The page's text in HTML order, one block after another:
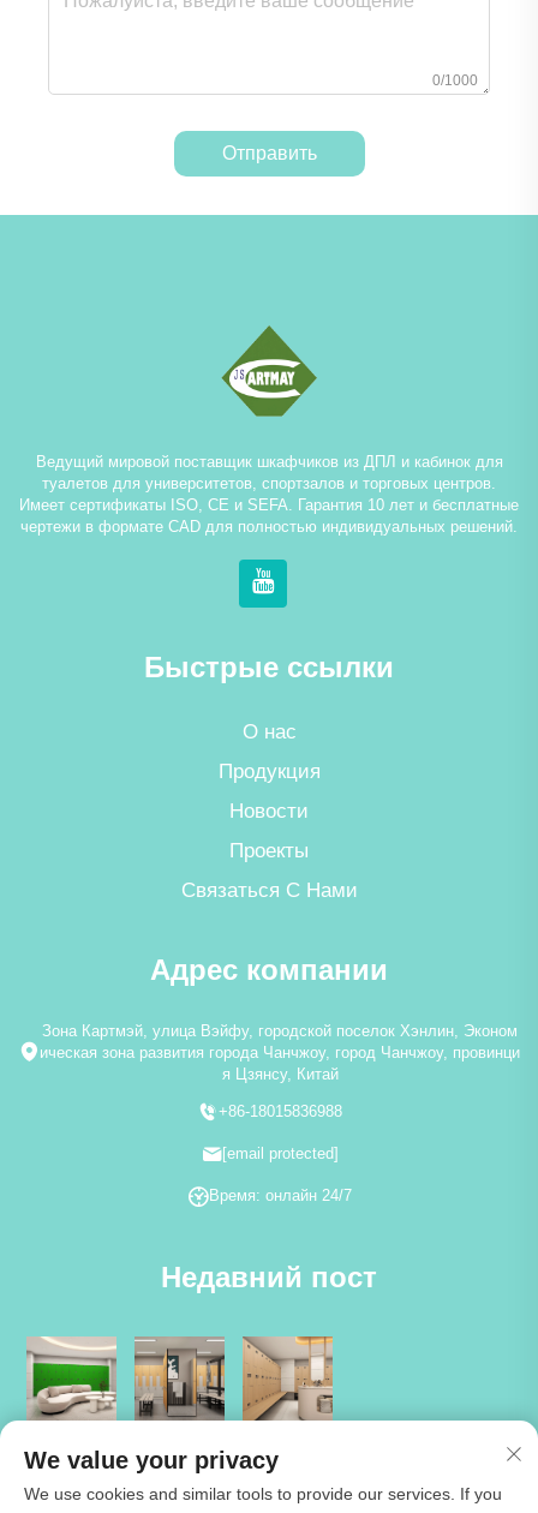
0/1000
Отправить
Ведущий мировой поставщик шкафчиков из ДПЛ и кабинок для
туалетов для университетов, спортзалов и торговых центров.
Имеет сертификаты ISO, CE и SEFA. Гарантия 10 лет и бесплатные
чертежи в формате CAD для полностью индивидуальных решений.
Быстрые ссылки
О нас
Продукция
Новости
Проекты
Связаться С Нами
Адрес компании
Зона Картмэй, улица Вэйфу, городской поселок Хэнлин, Эконом
ическая зона развития города Чанчжоу, город Чанчжоу, провинци
я Цзянсу, Китай
+86-18015836988
[email protected]
Время: онлайн 24/7
Недавний пост
We value your privacy
We use cookies and similar tools to provide our services. If you